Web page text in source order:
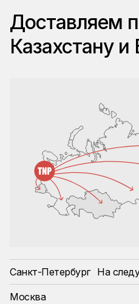
Доставляем
Казахстану и
Санкт-Петербург На
Москва